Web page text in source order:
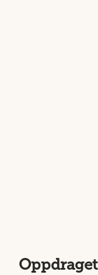
Oppdraget